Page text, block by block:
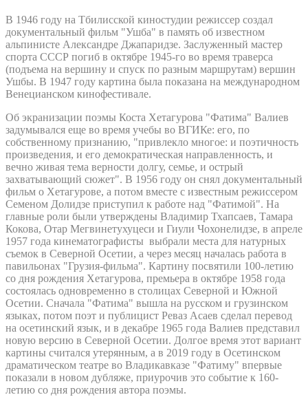
В 1946 году на Тбилисской киностудии режиссер создал
документальный фильм "Ушба" в память об известном
альпинисте Александре Джапаридзе. Заслуженный мастер
спорта СССР погиб в октябре 1945-го во время траверса
(подъема на вершину и спуск по разным маршрутам) вершин
Ушбы. В 1947 году картина была показана на международном
Венецианском кинофестивале.
Об экранизации поэмы Коста Хетагурова "Фатима" Валиев
задумывался еще во время учебы во ВГИКе: его, по
собственному признанию, "привлекло многое: и поэтичность
произведения, и его демократическая направленность, и
вечно живая тема верности долгу, семье, и острый
захватывающий сюжет". В 1956 году он снял документальный
фильм о Хетагурове, а потом вместе с известным режиссером
Семеном Долидзе приступил к работе над "Фатимой". На
главные роли были утверждены Владимир Тхапсаев, Тамара
Кокова, Отар Мегвинетухуцеси и Гиули Чохонелидзе, в апреле
1957 года кинематографисты выбрали места для натурных
съемок в Северной Осетии, а через месяц началась работа в
павильонах "Грузия-фильма". Картину посвятили 100-летию
со дня рождения Хетагурова, премьера в октябре 1958 года
состоялась одновременно в столицах Северной и Южной
Осетии. Сначала "Фатима" вышла на русском и грузинском
языках, потом поэт и публицист Реваз Асаев сделал перевод
на осетинский язык, и в декабре 1965 года Валиев представил
новую версию в Северной Осетии. Долгое время этот вариант
картины считался утерянным, а в 2019 году в Осетинском
драматическом театре во Владикавказе "Фатиму" впервые
показали в новом дубляже, приурочив это событие к 160-
летию со дня рождения автора поэмы.